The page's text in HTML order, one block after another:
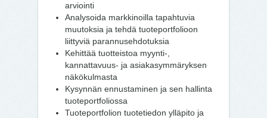
arviointi
Analysoida markkinoilla tapahtuvia
muutoksia ja tehdä tuoteportfolioon
liittyviä parannusehdotuksia
Kehittää tuotteistoa myynti-,
kannattavuus- ja asiakasymmäryksen
näkökulmasta
Kysynnän ennustaminen ja sen hallinta
tuoteportfoliossa
Tuoteportfolion tuotetiedon ylläpito ja